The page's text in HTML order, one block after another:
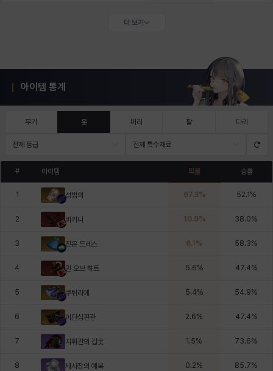
더 보기
아이템 통계
무기 옷 머리 팔 다리
전체 등급 전체 특수재료
# 아이템 픽률 승률
1 성법의 67.3% 52.1 %
2 비키니 10.9% 38.0%
3 진은 드레스 6.1 % 58.3%
4 퀸 오브 하트 5.6% 47.4%
5 쿠튀리에 5.4% 54.9%
6 이단심판관 2.6% 47.4%
7 지휘관의 갑옷 1.5% 73.6%
8 제사장의 예복 0.2% 85.7%